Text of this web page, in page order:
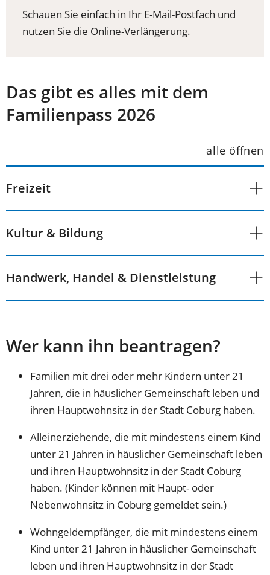
Schauen Sie einfach in Ihr E-Mail-Postfach und
nutzen Sie die Online-Verlängerung.
Das gibt es alles mit dem
Familienpass 2026
alle öffnen
Freizeit
Kultur & Bildung
Handwerk, Handel & Dienstleistung
Wer kann ihn beantragen?
Familien mit drei oder mehr Kindern unter 21
Jahren, die in häuslicher Gemeinschaft leben und
ihren Hauptwohnsitz in der Stadt Coburg haben.
Alleinerziehende, die mit mindestens einem Kind
unter 21 Jahren in häuslicher Gemeinschaft leben
und ihren Hauptwohnsitz in der Stadt Coburg
haben. (Kinder können mit Haupt- oder
Nebenwohnsitz in Coburg gemeldet sein.)
Wohngeldempfänger, die mit mindestens einem
Kind unter 21 Jahren in häuslicher Gemeinschaft
leben und ihren Hauptwohnsitz in der Stadt